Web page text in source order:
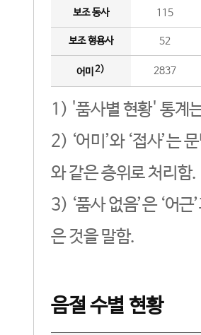
보조 동사 115
보조 형용사 52
어미 2) 2837
1) '품사별 현황' 통계
2) ‘어미’와 ‘접사’는
와 같은 층위로 처리함.
3) ‘품사 없음’은 ‘어
은 것을 말함.
음절 수별 현황